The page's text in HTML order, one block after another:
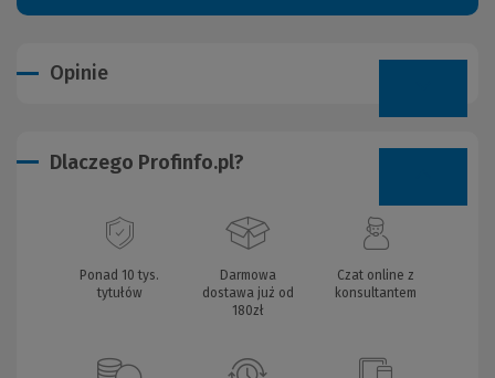
Opinie
Dlaczego Profinfo.pl?
Ponad 10 tys.
tytułów
Darmowa
dostawa już od
180zł
Czat online z
konsultantem